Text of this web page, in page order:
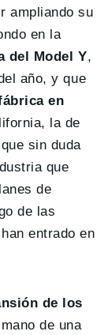
ampliando su
en la
del Model Y,
año, y que
en
la de
sin duda
que
de
de las
entrado en
de los
de una